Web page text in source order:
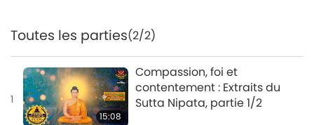
Toutes les parties(2/2)
1
15:08
Compassion, foi et
contentement : Extraits du
Sutta Nipata, partie 1/2